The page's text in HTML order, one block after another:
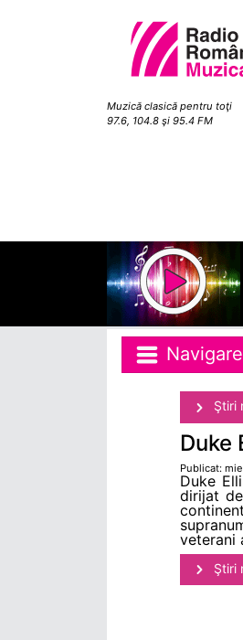
Muzică clasică pentru toţi
97.6, 104.8 şi 95.4 FM
Navigare
Ştiri
Duke
Publicat:
Duke
dirijat
veterani
Ştiri